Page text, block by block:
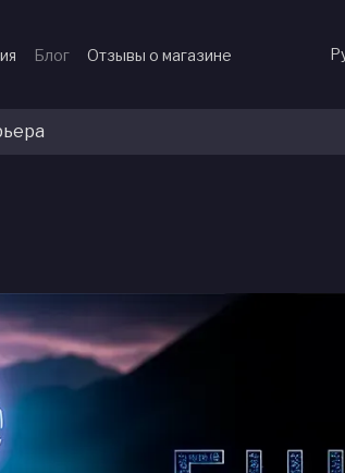
Блог Отзывы о магазине